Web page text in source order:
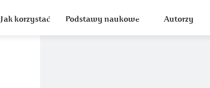
Jak korzystać Podstawy naukowe Autorzy